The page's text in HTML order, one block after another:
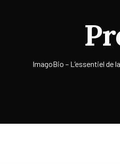
ImagoBio – L’essentiel de